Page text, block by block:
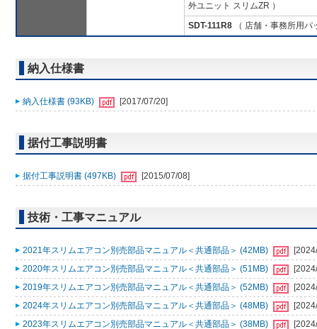
外ユニット スリムZR ）
SDT-111R8 （ 店舗・事務所用
納入仕様書
納入仕様書 (93KB) [2017/07/20]
据付工事説明書
据付工事説明書 (497KB) [2015/07/08]
技術・工事マニュアル
2021年スリムエアコン別売部品マニュアル＜共通部品＞ (42MB)
2020年スリムエアコン別売部品マニュアル＜共通部品＞ (51MB)
2019年スリムエアコン別売部品マニュアル＜共通部品＞ (52MB)
2024年スリムエアコン別売部品マニュアル＜共通部品＞ (48MB)
2023年スリムエアコン別売部品マニュアル＜共通部品＞ (38MB)